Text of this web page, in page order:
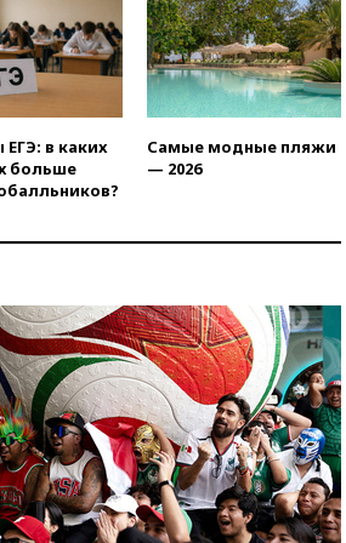
17:35
Шесть человек
пострадали при ударе ВСУ по
автобусу в Запорожской
области
17:25
В аэропортах Сочи и
Геленджика сняты
ограничения
17:17
склады Wildberries бизнесу
Books запросили четыре года
условно
16:46ЦБ: международные
резервы России снизились
16:35На восстановление
Херсонской области направят
6,8 млрд рублей
16:16
The Guardian: ученые
США создали
в каких
больше
Самые модные пляжи
— 2026